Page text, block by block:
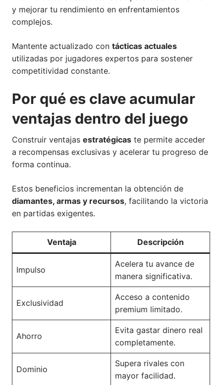
y mejorar tu rendimiento en enfrentamientos
complejos.
Mantente actualizado con tácticas actuales
utilizadas por jugadores expertos para sostener
competitividad constante.
Por qué es clave acumular
ventajas dentro del juego
Construir ventajas estratégicas te permite acceder
a recompensas exclusivas y acelerar tu progreso de
forma continua.
Estos beneficios incrementan la obtención de
diamantes, armas y recursos, facilitando la victoria
en partidas exigentes.
Ventaja Descripción
Impulso
Acelera tu avance de
manera significativa.
Exclusividad
Acceso a contenido
premium limitado.
Ahorro
Evita gastar dinero real
completamente.
Dominio
Supera rivales con
mayor facilidad.